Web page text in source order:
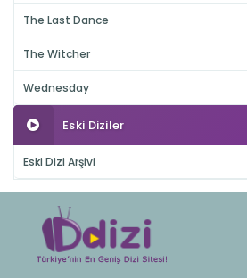
The Last Dance
The Witcher
Wednesday
Eski Diziler
Eski Dizi Arşivi